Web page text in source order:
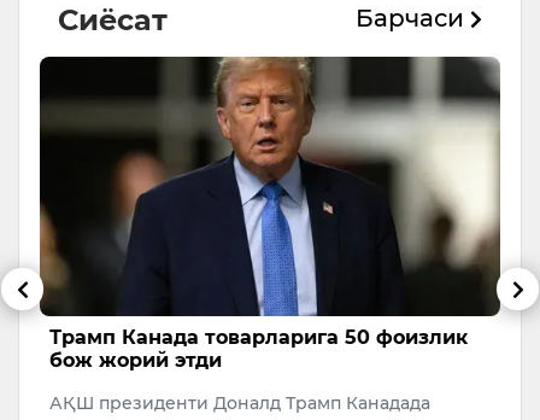
Сиёсат Барчаси
Трамп ЖЧ тугаши биланоқ Эронни
бомбардимон қилишни буюрди
АҚШ президенти Дональд Трамп 2026 йилги